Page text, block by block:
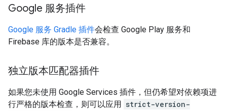
Google 服务插件
Google 服务 Gradle 插件会检查 Google Play 服务和
Firebase 库的版本是否兼容。
独立版本匹配器插件
如果您未使用 Google Services 插件，但仍希望对依赖项进
行严格的版本检查，则可以应用 strict-version-